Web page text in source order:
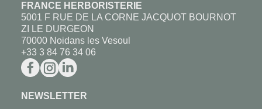
FRANCE HERBORISTERIE
5001 F RUE DE LA CORNE JACQUOT BOURNOT
ZI LE DURGEON
70000 Noidans les Vesoul
+33 3 84 76 34 06
NEWSLETTER